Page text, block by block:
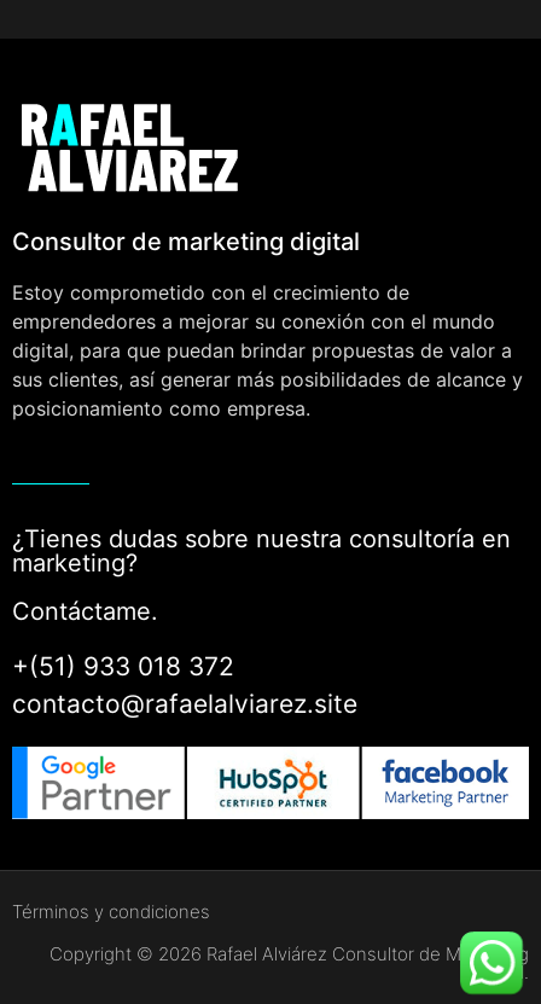
Consultor de marketing digital
Estoy comprometido con el crecimiento de
emprendedores a mejorar su conexión con el mundo
digital, para que puedan brindar propuestas de valor a
sus clientes, así generar más posibilidades de alcance y
posicionamiento como empresa.
¿Tienes dudas sobre nuestra consultoría en
marketing?
Contáctame.
+(51) 933 018 372
contacto@rafaelalviarez.site
Términos y condiciones
Copyright © 2026 Rafael Alviárez Consultor de Marketing
digital.